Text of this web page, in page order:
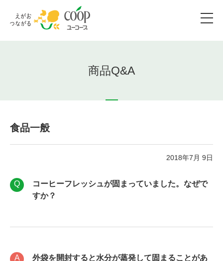
商品Q&A
食品一般
2018年7月 9日
コーヒーフレッシュが固まっていました。なぜで
すか？
外袋を開封すると水分が蒸発して固まることがあ